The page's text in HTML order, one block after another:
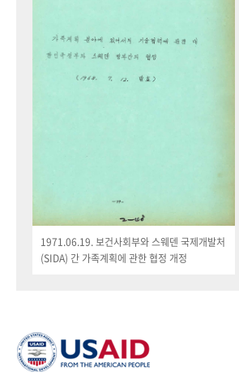
1971.06.19. 보건사회부와 스웨덴 국제개발처
(SIDA) 간 가족계획에 관한 협정 개정